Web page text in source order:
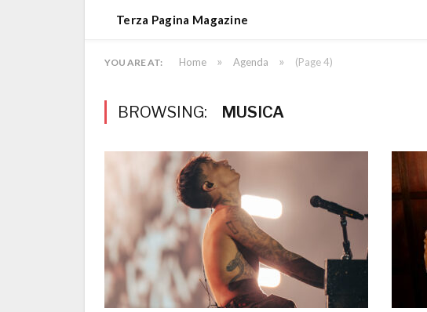
Terza Pagina Magazine
YOU ARE AT: Home » Agenda » (Page 4)
BROWSING: MUSICA